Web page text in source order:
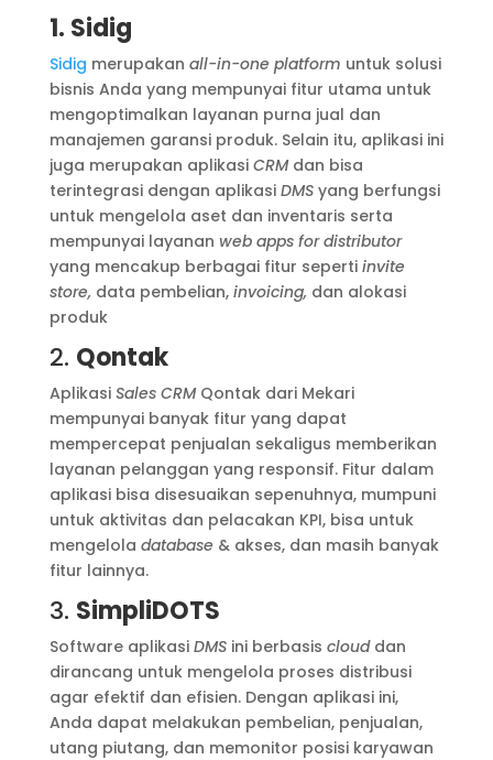
1. Sidig
Sidig merupakan all-in-one platform untuk solusi
bisnis Anda yang mempunyai fitur utama untuk
mengoptimalkan layanan purna jual dan
manajemen garansi produk. Selain itu, aplikasi ini
juga merupakan aplikasi CRMdan bisa
terintegrasi dengan aplikasi DMSyang berfungsi
untuk mengelola aset dan inventaris serta
mempunyai layanan web apps for distributor
yang mencakup berbagai fitur seperti invite
store, data pembelian, invoicing, dan alokasi
produk
2. Qontak
Aplikasi Sales CRMQontak dari Mekari
mempunyai banyak fitur yang dapat
mempercepat penjualan sekaligus memberikan
layanan pelanggan yang responsif. Fitur dalam
aplikasi bisa disesuaikan sepenuhnya, mumpuni
untuk aktivitas dan pelacakan KPI, bisa untuk
mengelola database & akses, dan masih banyak
fitur lainnya.
3. SimpliDOTS
Software aplikasi DMSini berbasis cloud dan
dirancang untuk mengelola proses distribusi
agar efektif dan efisien. Dengan aplikasi ini,
Anda dapat melakukan pembelian, penjualan,
utang piutang, dan memonitor posisi karyawan